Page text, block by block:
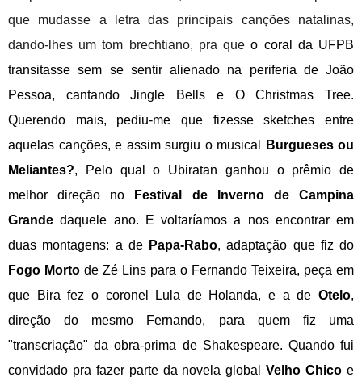
que mudasse a letra das principais canções natalinas,
dando-lhes um tom brechtiano, pra que o coral da UFPB
transitasse sem se sentir alienado na periferia de João
Pessoa, cantando Jingle Bells e O Christmas Tree.
Querendo mais, pediu-me que fizesse sketches entre
aquelas canções, e assim surgiu o musical
Burgueses ou
Meliantes?, Pelo qual o Ubiratan ganhou o prêmio de
melhor direção no
Festival de Inverno de Campina
Grande daquele ano. E voltaríamos a nos encontrar em
duas montagens: a de Papa-Rabo, adaptação que fiz do
Fogo Morto de Zé Lins para o Fernando Teixeira, peça em
que Bira fez o coronel Lula de Holanda, e a de Otelo,
direção do mesmo Fernando, para quem fiz uma
"transcriação" da obra-prima de Shakespeare. Quando fui
convidado pra fazer parte da novela globalVelho Chico e